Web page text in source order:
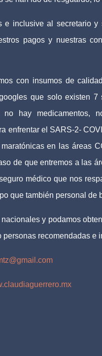
e inclusive al secretario
pagos y nuestras
con insumos de
que solo existen
no hay medicamentos,
enfrentar el SARS-2-
en las áreas
de que entremos a las
médico que nos
que también personal de
y podamos
recomendadas e